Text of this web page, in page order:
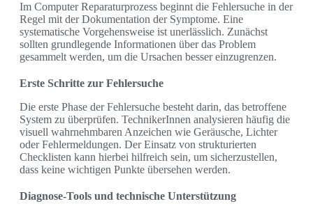
Im Computer Reparaturprozess beginnt die Fehlersuche in der
Regel mit der Dokumentation der Symptome. Eine
systematische Vorgehensweise ist unerlässlich. Zunächst
sollten grundlegende Informationen über das Problem
gesammelt werden, um die Ursachen besser einzugrenzen.
Erste Schritte zur Fehlersuche
Die erste Phase der Fehlersuche besteht darin, das betroffene
System zu überprüfen. TechnikerInnen analysieren häufig die
visuell wahrnehmbaren Anzeichen wie Geräusche, Lichter
oder Fehlermeldungen. Der Einsatz von strukturierten
Checklisten kann hierbei hilfreich sein, um sicherzustellen,
dass keine wichtigen Punkte übersehen werden.
Diagnose-Tools und technische Unterstützung